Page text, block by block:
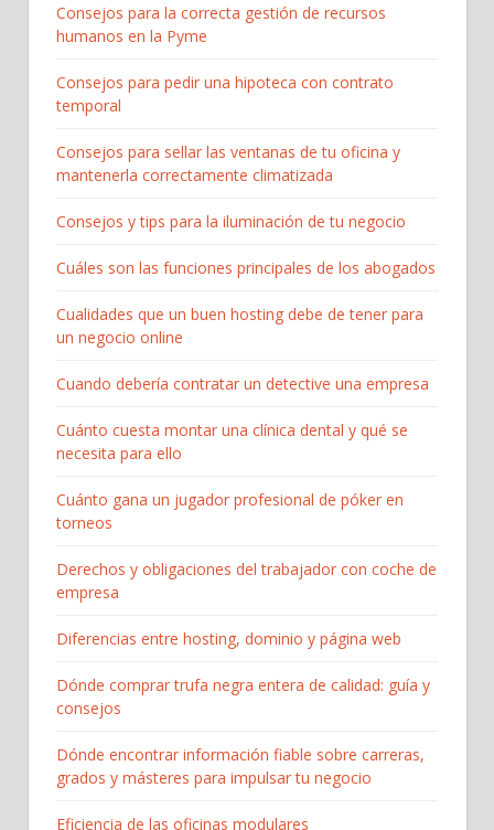
Consejos para la correcta gestión de recursos
humanos en la Pyme
Consejos para pedir una hipoteca con contrato
temporal
Consejos para sellar las ventanas de tu oficina y
mantenerla correctamente climatizada
Consejos y tips para la iluminación de tu negocio
Cuáles son las funciones principales de los abogados
Cualidades que un buen hosting debe de tener para
un negocio online
Cuando debería contratar un detective una empresa
Cuánto cuesta montar una clínica dental y qué se
necesita para ello
Cuánto gana un jugador profesional de póker en
torneos
Derechos y obligaciones del trabajador con coche de
empresa
Diferencias entre hosting, dominio y página web
Dónde comprar trufa negra entera de calidad: guía y
consejos
Dónde encontrar información fiable sobre carreras,
grados y másteres para impulsar tu negocio
Eficiencia de las oficinas modulares